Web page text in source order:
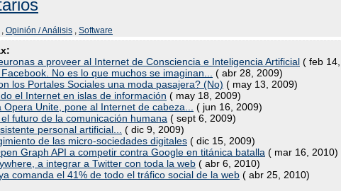
, Opinión / Análisis , Software
a proveer al Internet de Consciencia e Inteligencia Artificial ( feb
No es lo que muchos se imaginan...
( abr 28, 2009)
los Portales Sociales una moda pasajera? (No) ( may 13, 2009)
el Internet en islas de información ( may 18, 2009)
Unite, pone al Internet de cabeza...
( jun 16, 2009)
futuro de la comunicación humana ( sept 6, 2009)
personal artificial...
( dic 9, 2009)
de las micro-sociedades digitales ( dic 15, 2009)
Graph API a competir contra Google en titánica batalla ( mar 16, 2010)
a integrar a Twitter con toda la web ( abr 6, 2010)
comanda el 41% de todo el tráfico social de la web ( abr 25, 2010)